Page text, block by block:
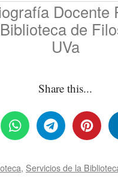
Docente
de
UVa
Share this...
, Servicios de la